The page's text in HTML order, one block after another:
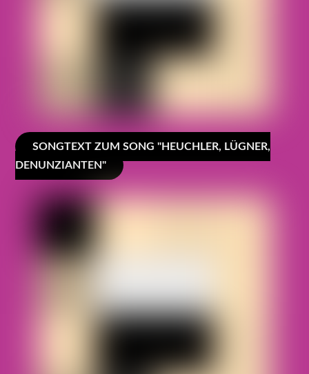
SONGTEXT ZUM SONG "HEUCHLER, LÜGNER,
DENUNZIANTEN"